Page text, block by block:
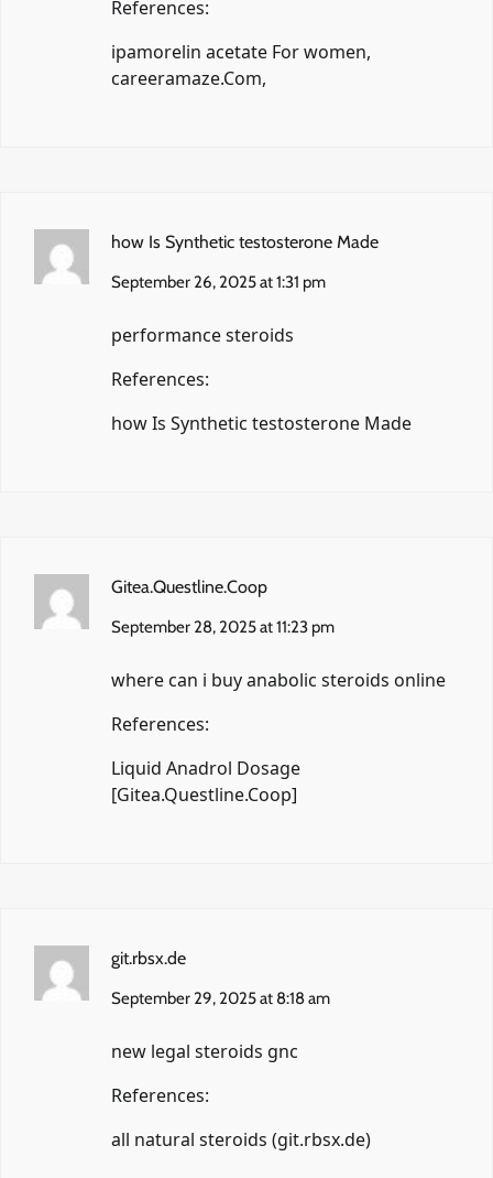
References:
ipamorelin acetate For women,
careeramaze.Com,
how Is Synthetic testosterone Made
September 26, 2025 at 1:31 pm
performance steroids
References:
how Is Synthetic testosterone Made
Gitea.Questline.Coop
September 28, 2025 at 11:23 pm
where can i buy anabolic steroids online
References:
Liquid Anadrol Dosage
[Gitea.Questline.Coop]
git.rbsx.de
September 29, 2025 at 8:18 am
new legal steroids gnc
References:
all natural steroids (git.rbsx.de)